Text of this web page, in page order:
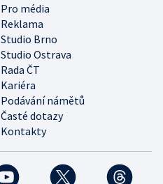
Pro média
Reklama
Studio Brno
Studio Ostrava
Rada ČT
Kariéra
Podávání námětů
Časté dotazy
Kontakty